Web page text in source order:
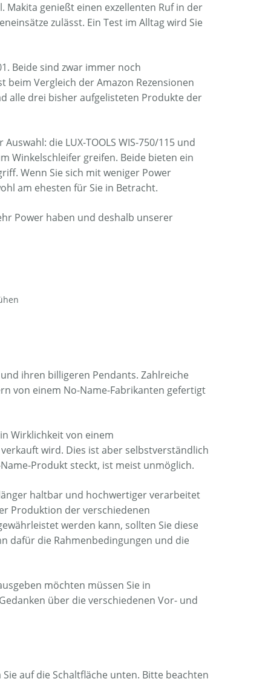
Makita genießt einen exzellenten Ruf in der
zulässt. Ein Test im Alltag wird Sie
Beide sind zwar immer noch
Vergleich der Amazon Rezensionen
alle drei bisher aufgelisteten Produkte der
die LUX-TOOLS WIS-750/115 und
Winkelschleifer greifen. Beide bieten ein
Wenn Sie sich mit weniger Power
am ehesten für Sie in Betracht.
Power haben und deshalb unserer
ihren billigeren Pendants. Zahlreiche
von einem No-Name-Fabrikanten gefertigt
Wirklichkeit von einem
wird. Dies ist aber selbstverständlich
Produkt steckt, ist meist unmöglich.
haltbar und hochwertiger verarbeitet
Produktion der verschiedenen
werden kann, sollten Sie diese
dafür die Rahmenbedingungen und die
möchten müssen Sie in
über die verschiedenen Vor- und
auf die Schaltfläche unten. Bitte beachten